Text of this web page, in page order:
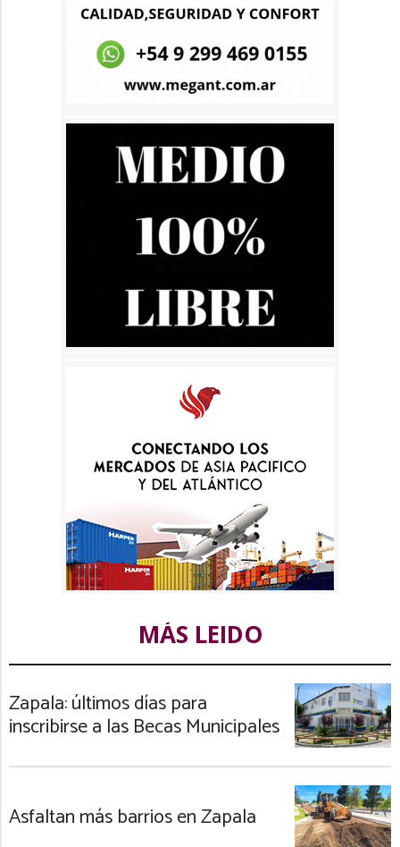
MÁS LEIDO
Zapala: últimos días para
inscribirse a las Becas Municipales
Asfaltan más barrios en Zapala